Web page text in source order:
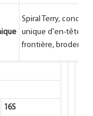
Spiral Terry,
unique d'en-tête et
frontière, broderie
16S